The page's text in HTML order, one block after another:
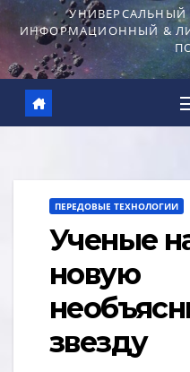
УНИВЕРСАЛЬНЫЙ
ИНФОРМАЦИОННЫЙ &
ПЕРЕДОВЫЕ ТЕХНОЛОГИИ
Ученые
новую
звезду